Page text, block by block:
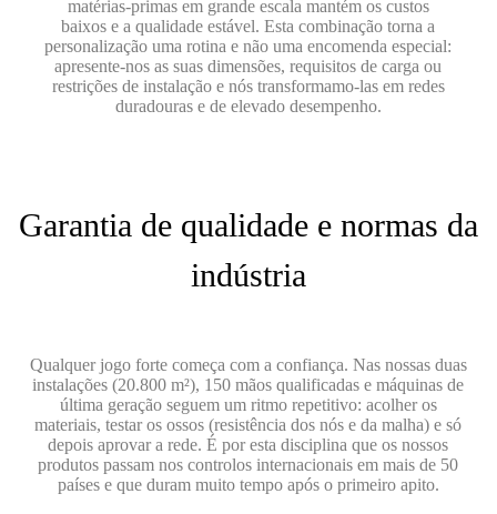
matérias-primas em grande escala mantém os custos
baixos e a qualidade estável. Esta combinação torna a
personalização uma rotina e não uma encomenda especial:
apresente-nos as suas dimensões, requisitos de carga ou
restrições de instalação e nós transformamo-las em redes
duradouras e de elevado desempenho.
Garantia de qualidade e normas da
indústria
Qualquer jogo forte começa com a confiança. Nas nossas duas
instalações (20.800 m²), 150 mãos qualificadas e máquinas de
última geração seguem um ritmo repetitivo: acolher os
materiais, testar os ossos (resistência dos nós e da malha) e só
depois aprovar a rede. É por esta disciplina que os nossos
produtos passam nos controlos internacionais em mais de 50
países e que duram muito tempo após o primeiro apito.